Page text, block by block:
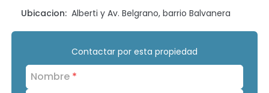
Ubicacion: Alberti y Av. Belgrano, barrio Balvanera
Contactar por esta propiedad
Nombre *